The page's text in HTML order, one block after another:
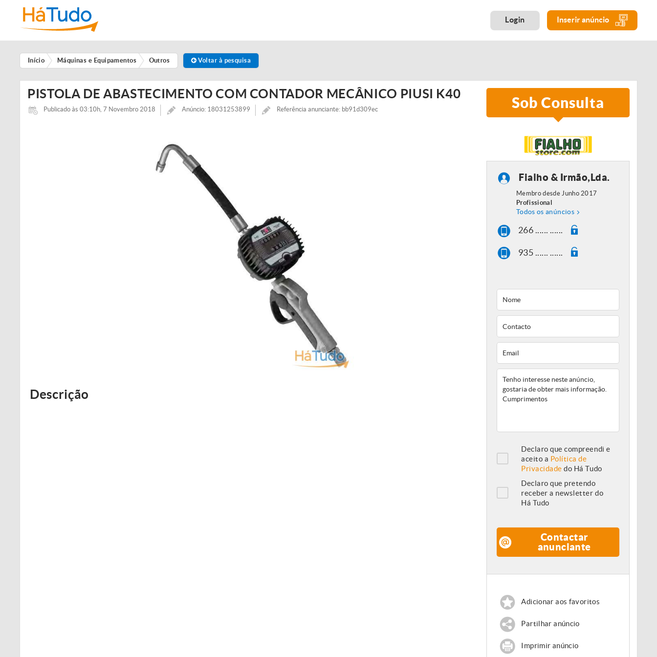
Login Inserir anúncio
Início Máquinas e Equipamentos Outros Voltar à pesquisa
PISTOLA DE ABASTECIMENTO COM CONTADOR MECÂNICO PIUSI K40
Publicado às 03:10h, 7 Novembro 2018 Anúncio: 18031253899 Referência anunciante: bb91d309ec Sob Consulta
Descrição
Fialho & Irmão,Lda.
Membro desde Junho 2017
Profissional
Todos os anúncios
266 ...... ......
935 ...... ......
Declaro que compreendi e
aceito a Política de
Privacidade do Há Tudo
Declaro que pretendo
receber a newsletter do
Há Tudo
Contactar
anunciante
Adicionar aos favoritos
Partilhar anúncio
Imprimir anúncio